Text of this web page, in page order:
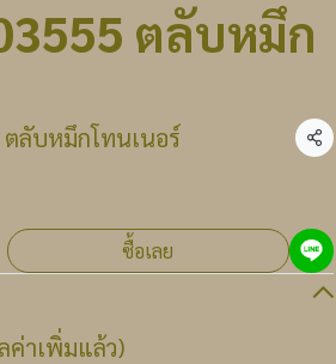
ตลับหมึก
ตลับหมึกโทนเนอร์ แชร์
ซื้อเลย
ค่าเพิ่มแล้ว)